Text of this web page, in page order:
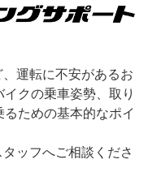
運転に不安があるお
クの乗車姿勢、取り
ための基本的なポイ
ッフへご相談くださ